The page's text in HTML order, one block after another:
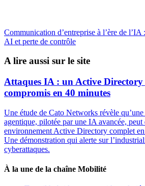
Communication d’entreprise à l’ère de
AI et perte de contrôle
A lire aussi sur le site
Attaques IA : un Active Directory
compromis en 40 minutes
Une étude de Cato Networks révèle qu’une
agentique, pilotée par une IA avancée,
environnement Active Directory complet
Une démonstration qui alerte sur
cyberattaques.
À la une de la chaîne Mobilité